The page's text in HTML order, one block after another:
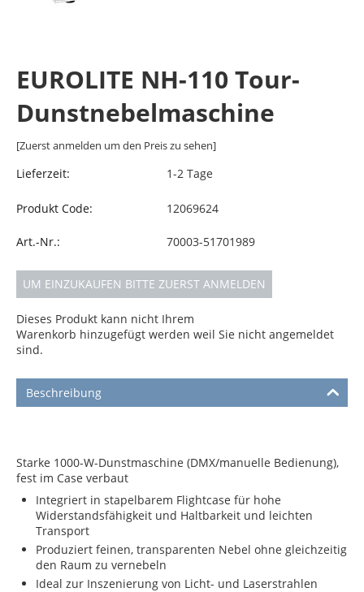
EUROLITE NH-110 Tour-
Dunstnebelmaschine
[Zuerst anmelden um den Preis zu sehen]
Lieferzeit: 1-2 Tage
Produkt Code: 12069624
Art.-Nr.: 70003-51701989
UM EINZUKAUFEN BITTE ZUERST ANMELDEN
Dieses Produkt kann nicht Ihrem
Warenkorb hinzugefügt werden weil Sie nicht angemeldet
sind.
Beschreibung
Starke 1000-W-Dunstmaschine (DMX/manuelle Bedienung),
fest im Case verbaut
Integriert in stapelbarem Flightcase für hohe
Widerstandsfähigkeit und Haltbarkeit und leichten
Transport
Produziert feinen, transparenten Nebel ohne gleichzeitig
den Raum zu vernebeln
Ideal zur Inszenierung von Licht- und Laserstrahlen